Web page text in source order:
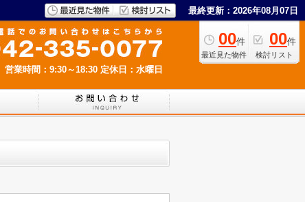
最終更新：2026年08月07日
00件
最近見た物件
00件
検討リスト
営業時間：9:30～18:30 定休日：水曜日